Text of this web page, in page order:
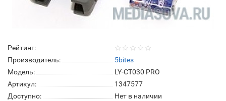
Рейтинг:
Производитель:
5bites
Модель:
LY-CT030 PRO
Артикул:
1347577
Доступно:
Нет в наличии